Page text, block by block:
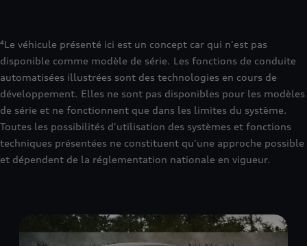
⁴Le véhicule présenté ici est un concept car qui n'est pas
disponible comme modèle de série. Les fonctions de conduite
automatisées illustrées sont des technologies en cours de
développement. Elles ne sont pas disponibles pour les modèles
de série et ne fonctionnent que dans les limites du système.
Toutes les possibilités d'utilisation des systèmes et fonctions
techniques présentées ne constituent qu'une approche possible
et dépendent de la réglementation nationale en vigueur.